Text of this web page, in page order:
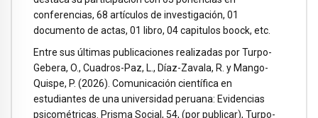
conferencias, 68 artículos de investigación, 01
documento de actas, 01 libro, 04 capitulos boock, etc.
Entre sus últimas publicaciones realizadas por Turpo-
Gebera, O., Cuadros-Paz, L., Díaz-Zavala, R. y Mango-
Quispe, P. (2026). Comunicación científica en
estudiantes de una universidad peruana: Evidencias
psicométricas. Prisma Social, 54, (por publicar), Turpo-